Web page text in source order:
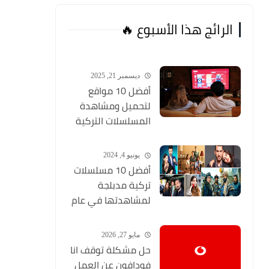
الرائج هذا الأسبوع 🔥
ديسمبر 21, 2025
أفضل 10 مواقع
لتحميل ومشاهدة
المسلسلات التركية
يونيو 4, 2024
أفضل 10 مسلسلات
تركية مدبلجة
لمشاهدتها في عام
المسلسلات التركية
HD)
مايو 27, 2026
حل مشكلة توقف انا
فودافون عن العمل